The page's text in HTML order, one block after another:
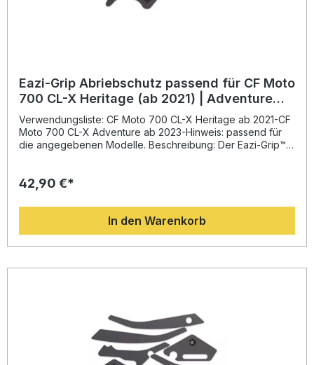
Eazi-Grip Abriebschutz passend für CF Moto
700 CL-X Heritage (ab 2021) | Adventure
(ab 2023)
Verwendungsliste: CF Moto 700 CL-X Heritage ab 2021-CF
Moto 700 CL-X Adventure ab 2023-Hinweis: passend für
die angegebenen Modelle. Beschreibung: Der Eazi-Grip™
Abnutzung durch Motorradstiefel beim Fahren sowie Auf-
lässt sich das Set einfach montieren und jederzeit wieder
rückstandsfrei entfernen. Gefertigt aus widerstandsfähigem
Material und hergestellt in Großbritannien, überzeugt der
Eazi-Grip Abriebschutz durch hohe Qualität und
Heritage und Adventure Hochwertiges Material mit
Großbritannien für maximale Qualität Lieferumfang:
42,90 €*
In den Warenkorb